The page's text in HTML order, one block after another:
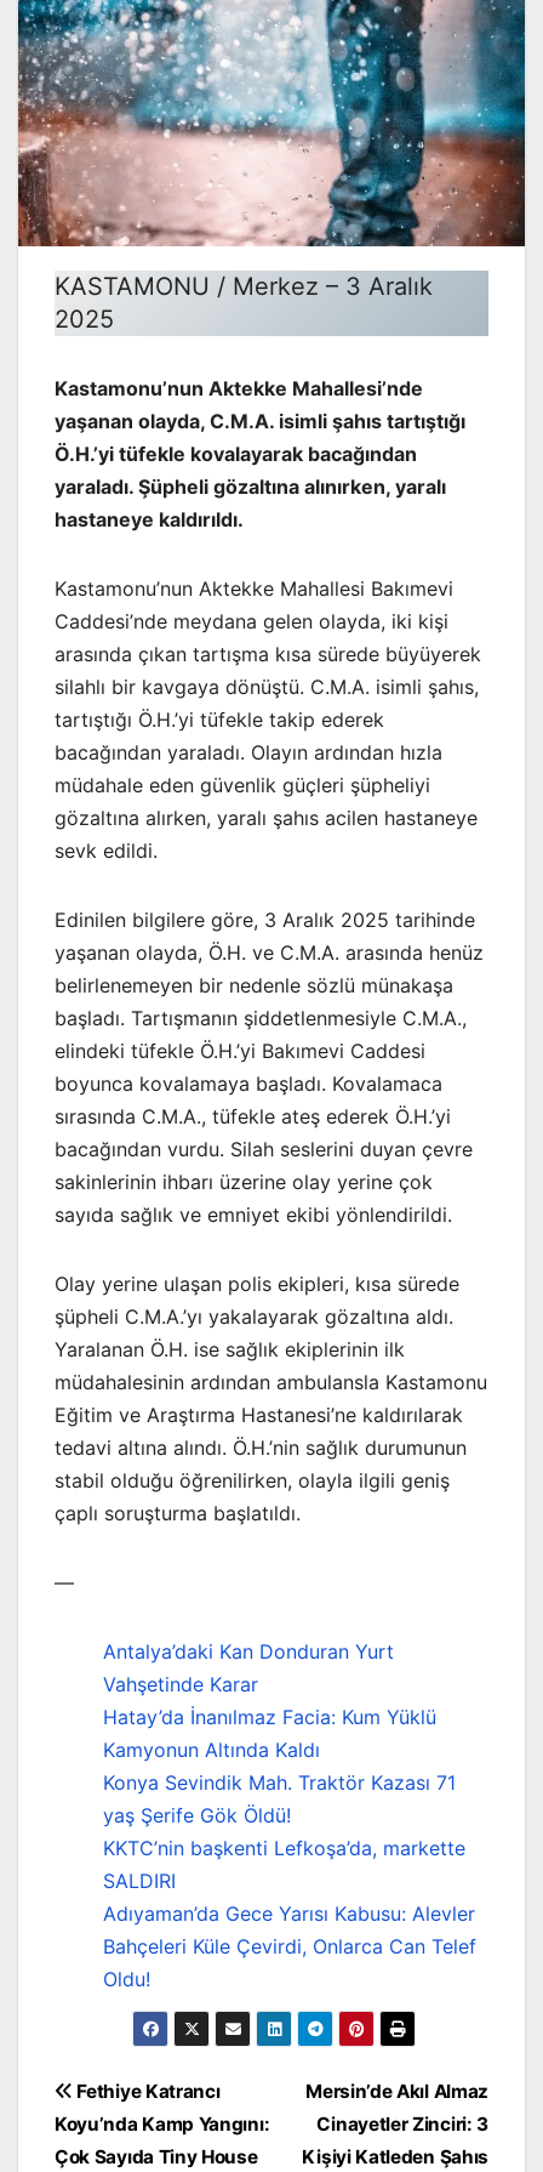
KASTAMONU / Merkez – 3 Aralık
2025
Kastamonu’nun Aktekke Mahallesi’nde
yaşanan olayda, C.M.A. isimli şahıs tartıştığı
Ö.H.’yi tüfekle kovalayarak bacağından
yaraladı. Şüpheli gözaltına alınırken, yaralı
hastaneye kaldırıldı.
Kastamonu’nun Aktekke Mahallesi Bakımevi
Caddesi’nde meydana gelen olayda, iki kişi
arasında çıkan tartışma kısa sürede büyüyerek
silahlı bir kavgaya dönüştü. C.M.A. isimli şahıs,
tartıştığı Ö.H.’yi tüfekle takip ederek
bacağından yaraladı. Olayın ardından hızla
müdahale eden güvenlik güçleri şüpheliyi
gözaltına alırken, yaralı şahıs acilen hastaneye
sevk edildi.
Edinilen bilgilere göre, 3 Aralık 2025 tarihinde
yaşanan olayda, Ö.H. ve C.M.A. arasında henüz
belirlenemeyen bir nedenle sözlü münakaşa
başladı. Tartışmanın şiddetlenmesiyle C.M.A.,
elindeki tüfekle Ö.H.’yi Bakımevi Caddesi
boyunca kovalamaya başladı. Kovalamaca
sırasında C.M.A., tüfekle ateş ederek Ö.H.’yi
bacağından vurdu. Silah seslerini duyan çevre
sakinlerinin ihbarı üzerine olay yerine çok
sayıda sağlık ve emniyet ekibi yönlendirildi.
Olay yerine ulaşan polis ekipleri, kısa sürede
şüpheli C.M.A.’yı yakalayarak gözaltına aldı.
Yaralanan Ö.H. ise sağlık ekiplerinin ilk
müdahalesinin ardından ambulansla Kastamonu
Eğitim ve Araştırma Hastanesi’ne kaldırılarak
tedavi altına alındı. Ö.H.’nin sağlık durumunun
stabil olduğu öğrenilirken, olayla ilgili geniş
çaplı soruşturma başlatıldı.
—
Antalya’daki Kan Donduran Yurt
Vahşetinde Karar
Hatay’da İnanılmaz Facia: Kum Yüklü
Kamyonun Altında Kaldı
Konya Sevindik Mah. Traktör Kazası 71
yaş Şerife Gök Öldü!
KKTC’nin başkenti Lefkoşa’da, markette
SALDIRI
Adıyaman’da Gece Yarısı Kabusu: Alevler
Bahçeleri Küle Çevirdi, Onlarca Can Telef
Oldu!
Yazı
gezinmesi
Mersin’de Akıl Almaz
Cinayetler Zinciri: 3
Kişiyi Katleden Şahıs
Fethiye Katrancı
Koyu’nda Kamp Yangını:
Çok Sayıda Tiny House